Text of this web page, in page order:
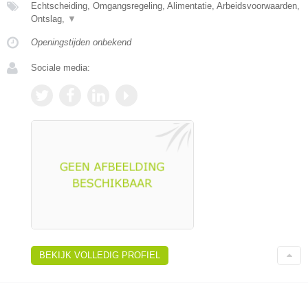
Echtscheiding, Omgangsregeling, Alimentatie, Arbeidsvoorwaarden,
Ontslag, ▼
Openingstijden onbekend
Sociale media:
BEKIJK VOLLEDIG PROFIEL